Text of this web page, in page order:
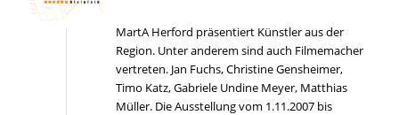
MartA Herford präsentiert Künstler aus der
Region. Unter anderem sind auch Filmemacher
vertreten. Jan Fuchs, Christine Gensheimer,
Timo Katz, Gabriele Undine Meyer, Matthias
Müller. Die Ausstellung vom 1.11.2007 bis